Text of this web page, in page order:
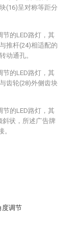
度调节
(16)呈对称等距分
节的LED路灯，其
推杆(24)相适配的
动通孔。
节的LED路灯，其
齿轮(28)外侧齿块
节的LED路灯，其
状，所述广告牌